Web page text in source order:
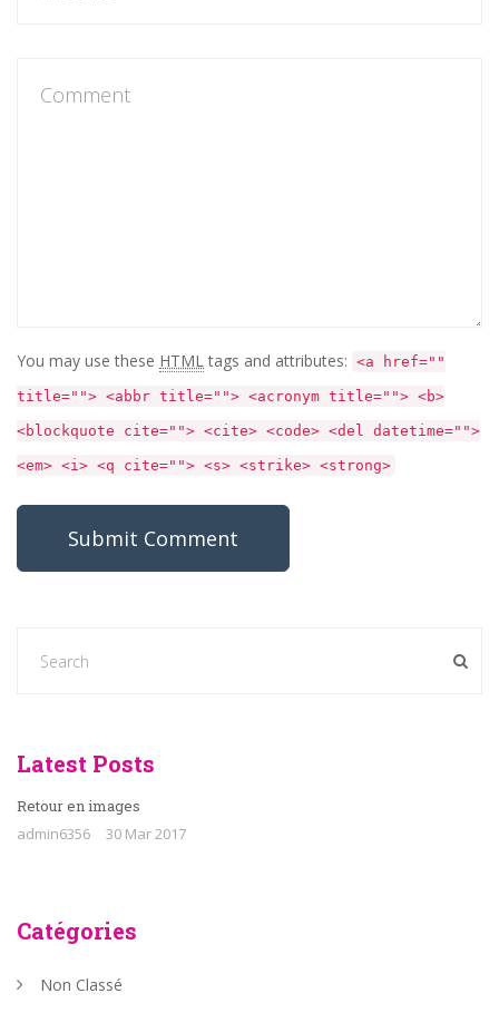
You may use these HTMLtags and attributes: <a href=""
title=""> <abbr title=""> <acronym title=""> <b>
<blockquote cite=""> <cite> <code> <del datetime="">
<em> <i> <q cite=""> <s> <strike> <strong>
Latest Posts
Retour en images
admin6356
30 Mar 2017
Catégories
Non Classé